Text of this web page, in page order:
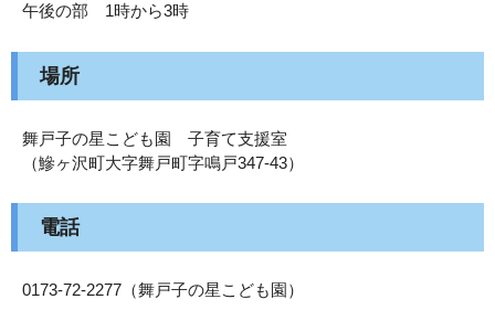
午後の部 1時から3時
場所
舞戸子の星こども園 子育て支援室
（鰺ヶ沢町大字舞戸町字鳴戸347‐43）
電話
0173‐72‐2277（舞戸子の星こども園）